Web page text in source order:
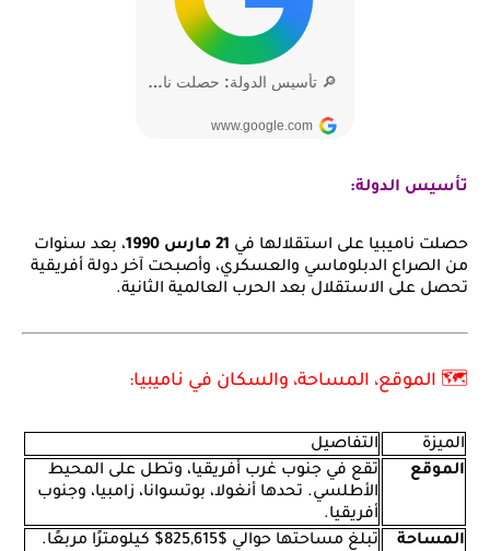
تأسيس الدولة:
حصلت ناميبيا على استقلالها في 21 مارس 1990
، بعد سنوات
من الصراع الدبلوماسي والعسكري، وأصبحت آخر دولة أفريقية
تحصل على الاستقلال بعد الحرب العالمية الثانية.
🗺️ الموقع، المساحة، والسكان في ناميبيا:
الميزة
التفاصيل
الموقع
تقع في جنوب غرب أفريقيا، وتطل على المحيط
الأطلسي. تحدها أنغولا، بوتسوانا، زامبيا، وجنوب
أفريقيا.
المساحة
تبلغ مساحتها حوالي $825,615$
كيلومترًا مربعًا.